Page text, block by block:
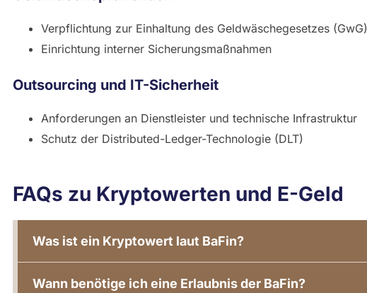
Verpflichtung zur Einhaltung des Geldwäschegesetzes (GwG)
Einrichtung interner Sicherungsmaßnahmen
Outsourcing und IT-Sicherheit
Anforderungen an Dienstleister und technische Infrastruktur
Schutz der Distributed-Ledger-Technologie (DLT)
FAQs zu Kryptowerten und E-Geld
Was ist ein Kryptowert laut BaFin?
Wann benötige ich eine Erlaubnis der BaFin?